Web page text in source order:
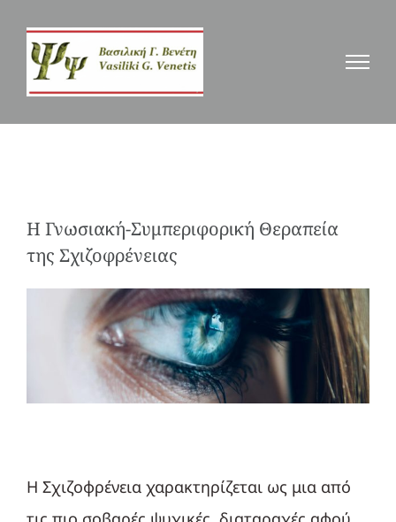
περιεχόμενο
Η Γνωσιακή-Συμπεριφορική Θεραπεία
της Σχιζοφρένειας
Η Σχιζοφρένεια χαρακτηρίζεται ως μια από